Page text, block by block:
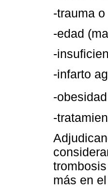
-trauma
-edad
-
-infarto
-
-
más en